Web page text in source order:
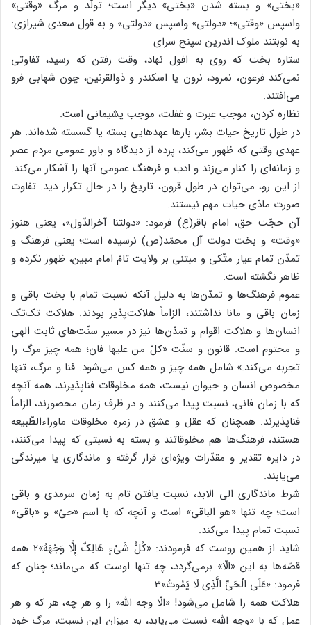
«بختی» و بسته شدن «بختی» دیگر است؛ تولّد و مرگ «وقتی»
واسپس «وقتی»؛ «دولتی» واسپس «دولتی» و به قول سعدی شیرازی:
به نوبتند ملوک اندرین سپنج سرای
ستاره بخت که روی به افول نهاد، وقت رفتن که رسید، تفاوتی
نمی‌کند فرعون، نمرود، نرون یا اسکندر و ذوالقرنین، چون شهابی فرو
می‌افتند.
نظاره کردن، موجب عبرت و غفلت، موجب پشیمانی است.
در طول تاریخ حیات بشر، بارها عهدهایی بسته یا گسسته شده‌اند. هر
عهدی وقتی که ظهور می‌کند، پرده از دیدگاه و باور عمومی مردم عصر
و زمانه‌ای را کنار می‌زند و ادب و فرهنگ عمومی آنها را آشکار می‌کند.
از این رو، می‌توان در طول قرون، تاریخ را در حال تکرار دید. تفاوت
صورت مادّی حیات مهم نیستند.
آن حجّت حق، امام باقر(ع) فرمود: «دولتنا آخرالدّول»، یعنی هنوز
«وقت» و بخت دولت آل محمّد(ص) نرسیده است؛ یعنی فرهنگ و
تمدّن تمام عیار متّکی و مبتنی بر ولایت تامّ امام مبین، ظهور نکرده و
ظاهر نگشته است.
عموم فرهنگ‌ها و تمدّن‌ها به دلیل آنکه نسبت تمام با بخت باقی و
زمان باقی و مانا نداشتند، الزاماً هلاکت‌پذیر بودند. هلاکت تک‌تک
انسان‌ها و هلاکت اقوام و تمدّن‌ها نیز در مسیر سنّت‌های ثابت الهی
و محتوم است. قانون و سنّت «کلّ من علیها فان؛ همه چیز مرگ را
تجربه می‌کند.»‌ شامل همه چیز و همه کس می‌شود. فنا و مرگ، تنها
مخصوص انسان و حیوان نیست، همه مخلوقات فناپذیرند، همه آنچه
که با زمان فانی، نسبت پیدا می‌کنند و در ظرف زمان محصورند، الزاماً
فناپذیرند. همچنان که عقل و عشق در زمره مخلوقات ماوراءالطّبیعه
هستند، فرهنگ‌ها هم مخلوقاتند و بسته به نسبتی که پیدا می‌کنند،
در دایره تقدیر و مقدّرات ویژه‌ای قرار گرفته و ماندگاری یا میرندگی
می‌یابند.
شرط ماندگاری الی الابد، نسبت یافتن تام به زمان سرمدی و باقی
است؛ چه تنها «هو الباقی» است و آنچه که با اسم «حیّ» و «باقی»
نسبت تمام پیدا می‌کند.
شاید از همین روست که فرمودند: «کُلُّ شَیْءٍ هَالِکٌ إِلَّا وَجْهَهُ»2 همه
قصّه‌ها به این «الّا» برمی‌گردد، چه تنها اوست که می‌ماند؛ چنان که
فرمود: «عَلَى الْحَیِّ الَّذِی لَا یَمُوتُ»3
هلاکت همه را شامل می‌شود! «الّا وجه الله» را و هر چه، هر که و هر
عمل که با «وجه الله» نسبت می‌یابد، به میزان این نسبت، مرگ خود